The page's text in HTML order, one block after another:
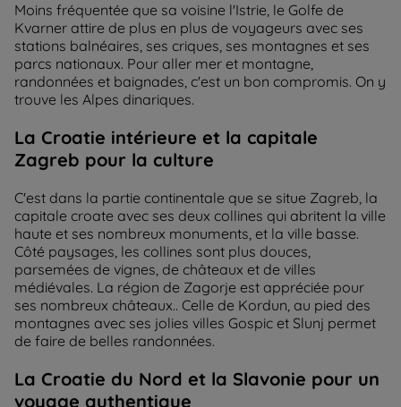
Moins fréquentée que sa voisine l'Istrie, le Golfe de
Kvarner attire de plus en plus de voyageurs avec ses
stations balnéaires, ses criques, ses montagnes et ses
parcs nationaux. Pour aller mer et montagne,
randonnées et baignades, c'est un bon compromis. On y
trouve les Alpes dinariques.
La Croatie intérieure et la capitale
Zagreb pour la culture
C'est dans la partie continentale que se situe Zagreb, la
capitale croate avec ses deux collines qui abritent la ville
haute et ses nombreux monuments, et la ville basse.
Côté paysages, les collines sont plus douces,
parsemées de vignes, de châteaux et de villes
médiévales. La région de Zagorje est appréciée pour
ses nombreux châteaux.. Celle de Kordun, au pied des
montagnes avec ses jolies villes Gospic et Slunj permet
de faire de belles randonnées.
La Croatie du Nord et la Slavonie pour un
voyage authentique